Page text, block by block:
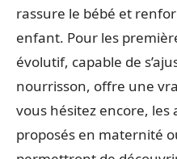
rassure le bébé et
enfant. Pour les
évolutif, capable de
nourrisson, offre une
vous hésitez encore, les
proposés en maternité